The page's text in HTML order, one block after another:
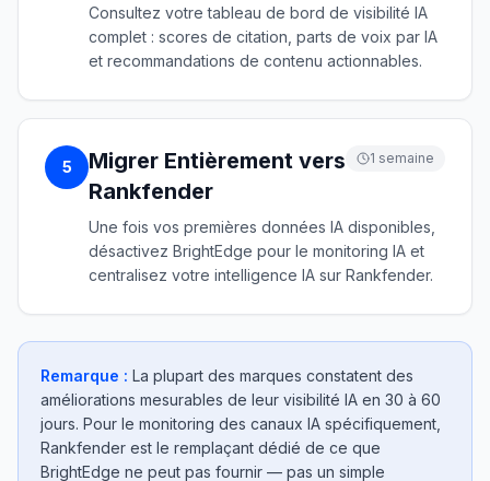
Consultez votre tableau de bord de visibilité IA
complet : scores de citation, parts de voix par IA
et recommandations de contenu actionnables.
5
Migrer Entièrement vers
Rankfender
1 semaine
Une fois vos premières données IA disponibles,
désactivez BrightEdge pour le monitoring IA et
centralisez votre intelligence IA sur Rankfender.
Remarque : La plupart des marques constatent des
améliorations mesurables de leur visibilité IA en 30 à 60
jours. Pour le monitoring des canaux IA spécifiquement,
Rankfender est le remplaçant dédié de ce que
BrightEdge ne peut pas fournir — pas un simple